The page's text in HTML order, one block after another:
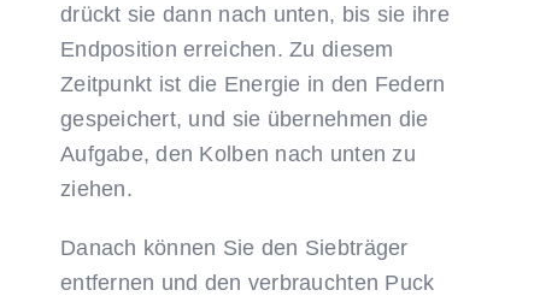
drückt sie dann nach unten, bis sie ihre
Endposition erreichen. Zu diesem
Zeitpunkt ist die Energie in den Federn
gespeichert, und sie übernehmen die
Aufgabe, den Kolben nach unten zu
ziehen.
Danach können Sie den Siebträger
entfernen und den verbrauchten Puck